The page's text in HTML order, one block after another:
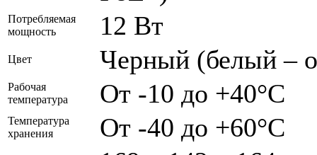
Потребляемая
мощность
12 Вт
Цвет Черный (белый –
Рабочая
температура
От -10 до +40°C
Температура
хранения
От -40 до +60°C